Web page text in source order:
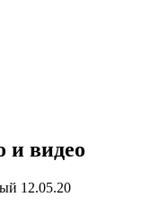
и видео
12.05.20